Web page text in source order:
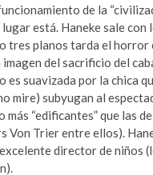
de la
está. Haneke sale con
tres planos tarda el horror
del sacrificio del
es suavizada por la chica
mire) subyugan al
más “edificantes” que las
Von Trier entre ellos).
director de niños